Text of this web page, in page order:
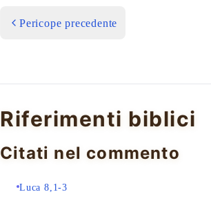
Pericope precedente
Riferimenti biblici
Citati nel commento
Luca 8,1-3